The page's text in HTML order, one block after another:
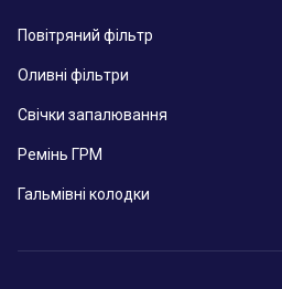
Повітряний фільтр
Оливні фільтри
Свічки запалювання
Ремінь ГРМ
Гальмівні колодки